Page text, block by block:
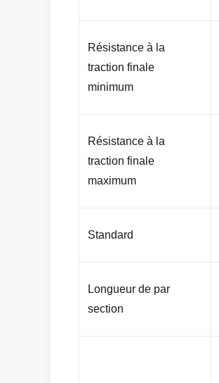
Résistance à la
traction finale
minimum
Résistance à la
traction finale
maximum
Standard
Longueur de par
section